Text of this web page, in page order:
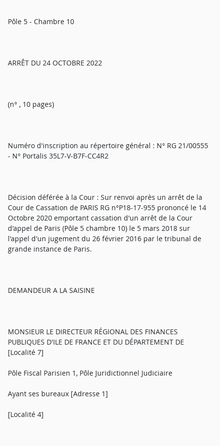
Pôle 5 - Chambre 10
ARRÊT DU 24 OCTOBRE 2022
(n° , 10 pages)
Numéro d'inscription au répertoire général : N° RG 21/00555
- N° Portalis 35L7-V-B7F-CC4R2
Décision déférée à la Cour : Sur renvoi après un arrêt de la
Cour de Cassation de PARIS RG n°P18-17-955 prononcé le 14
Octobre 2020 emportant cassation d'un arrêt de la Cour
d'appel de Paris (Pôle 5 chambre 10) le 5 mars 2018 sur
l'appel d'un jugement du 26 février 2016 par le tribunal de
grande instance de Paris.
DEMANDEUR A LA SAISINE
MONSIEUR LE DIRECTEUR RÉGIONAL DES FINANCES
PUBLIQUES D'ILE DE FRANCE ET DU DÉPARTEMENT DE
[Localité 7]
Pôle Fiscal Parisien 1, Pôle Juridictionnel Judiciaire
Ayant ses bureaux [Adresse 1]
[Localité 4]